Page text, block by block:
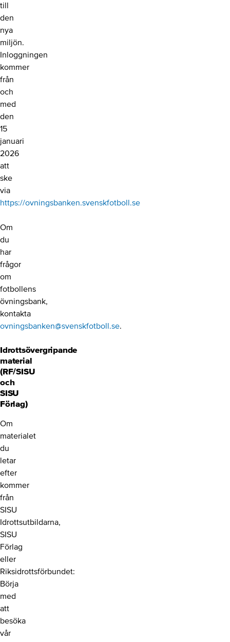
till
den
nya
miljön.
Inloggningen
kommer
från
och
med
den
15
januari
2026
att
ske
via
https://ovningsbanken.svenskfotboll.se
Om
du
har
frågor
om
fotbollens
övningsbank,
kontakta
ovningsbanken@svenskfotboll.se.
Idrottsövergripande
material
(RF/SISU
och
SISU
Förlag)
Om
materialet
du
letar
efter
kommer
från
SISU
Idrottsutbildarna,
SISU
Förlag
eller
Riksidrottsförbundet:
Börja
med
att
besöka
vår